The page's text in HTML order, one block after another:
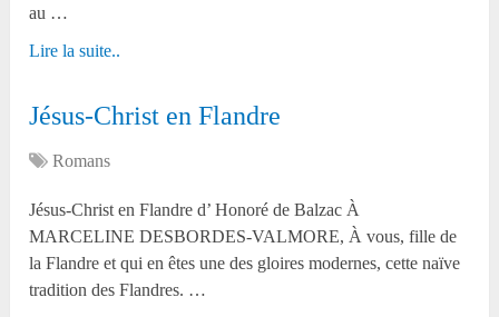
au …
Lire la suite..
Jésus-Christ en Flandre
Romans
Jésus-Christ en Flandre d’ Honoré de Balzac À
MARCELINE DESBORDES-VALMORE, À vous, fille de
la Flandre et qui en êtes une des gloires modernes, cette naïve
tradition des Flandres. …